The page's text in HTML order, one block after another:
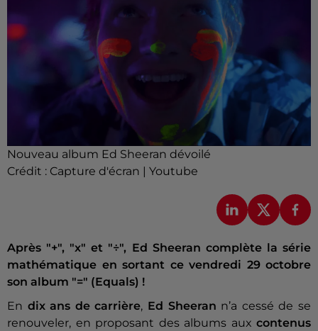
Nouveau album Ed Sheeran dévoilé
Crédit : Capture d'écran | Youtube
Après "+", "x" et "÷", Ed Sheeran complète la série
mathématique en sortant ce vendredi 29 octobre
son album "=" (Equals) !
En dix ans de carrière, Ed Sheeran n’a cessé de se
renouveler, en proposant des albums aux contenus